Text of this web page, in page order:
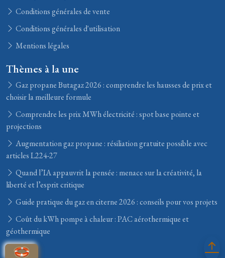
Conditions générales de vente
Conditions générales d'utilisation
Mentions légales
Thèmes à la une
Gaz propane Butagaz 2026 : comprendre les hausses de prix et
choisir la meilleure formule
Comprendre les prix MWh électricité : spot base pointe et
projections
Augmentation gaz propane : résiliation gratuite possible avec
articles L224-27
Quand l’IA appauvrit la pensée : menace sur la créativité, la
liberté et l’esprit critique
Guide pratique du gaz en citerne 2026 : conseils pour vos projets
Coût du kWh pompe à chaleur : PAC aérothermique et
géothermique